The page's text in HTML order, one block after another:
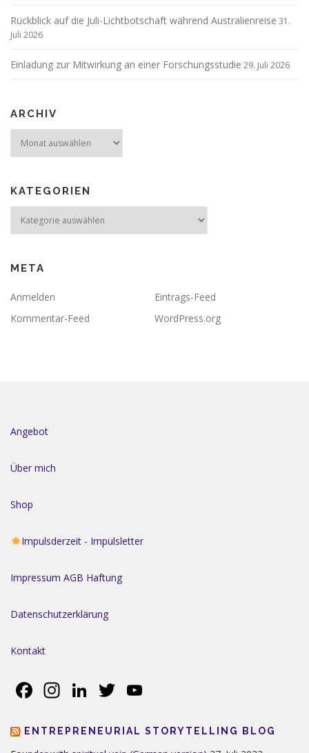
Rückblick auf die Juli-Lichtbotschaft während Australienreise 31.
Juli 2026
Einladung zur Mitwirkung an einer Forschungsstudie 29. Juli 2026
ARCHIV
KATEGORIEN
META
Anmelden
Eintrags-Feed
Kommentar-Feed
WordPress.org
Angebot
Über mich
Shop
Impulsderzeit - Impulsletter
Impressum AGB Haftung
Datenschutzerklärung
Kontakt
Facebook
Instagram
LinkedIn
Twitter
ENTREPRENEURIAL STORYTELLING BLOG